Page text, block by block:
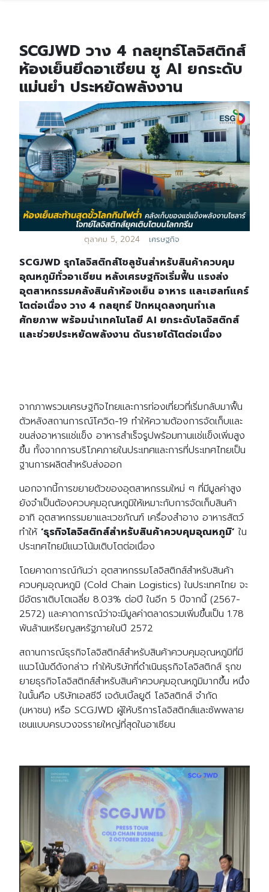
SCGJWD วาง 4 กลยุทธ์โลจิสติกส์
ห้องเย็นยึดอาเซียน ชู AI ยกระดับ
แม่นยำ ประหยัดพลังงาน
ตุลาคม 5, 2024 เศรษฐกิจ
SCGJWD รุกโลจิสติกส์โซลูชันสำหรับสินค้าควบคุม
อุณหภูมิทั่วอาเซียน หลังเศรษฐกิจเริ่มฟื้น แรงส่ง
อุตสาหกรรมคลังสินค้าห้องเย็น อาหาร และเฮลท์แคร์
โตต่อเนื่อง วาง 4 กลยุทธ์ ปักหมุดลงทุนทำเล
ศักยภาพ พร้อมนำเทคโนโลยี AI ยกระดับโลจิสติกส์
และช่วยประหยัดพลังงาน ดันรายได้โตต่อเนื่อง
จากภาพรวมเศรษฐกิจไทยและการท่องเที่ยวที่เริ่มกลับมาฟื้น
ตัวหลังสถานการณ์โควิด-19 ทำให้ความต้องการจัดเก็บและ
ขนส่งอาหารแช่แข็ง อาหารสำเร็จรูปพร้อมทานแช่แข็งเพิ่มสูง
ขึ้น ทั้งจากการบริโภคภายในประเทศและการที่ประเทศไทยเป็น
ฐานการผลิตสำหรับส่งออก
นอกจากนี้การขยายตัวของอุตสาหกรรมใหม่ ๆ ที่มีมูลค่าสูง
ยังจำเป็นต้องควบคุมอุณหภูมิให้เหมาะกับการจัดเก็บสินค้า
อาทิ อุตสาหกรรมยาและเวชภัณฑ์ เครื่องสำอาง อาหารสัตว์
ทำให้ ‘ธุรกิจโลจิสติกส์สำหรับสินค้าควบคุมอุณหภูมิ’ ใน
ประเทศไทยมีแนวโน้มเติบโตต่อเนื่อง
โดยคาดการณ์กันว่า อุตสาหกรรมโลจิสติกส์สำหรับสินค้า
ควบคุมอุณหภูมิ (Cold Chain Logistics) ในประเทศไทย จะ
มีอัตราเติบโตเฉลี่ย 8.03% ต่อปี ในอีก 5 ปีจากนี้ (2567-
2572) และคาดการณ์ว่าจะมีมูลค่าตลาดรวมเพิ่มขึ้นเป็น 1.78
พันล้านเหรียญสหรัฐภายในปี 2572
สถานการณ์ธุรกิจโลจิสติกส์สำหรับสินค้าควบคุมอุณหภูมิที่มี
แนวโน้มดีดังกล่าว ทำให้บริษัทที่ดำเนินธุรกิจโลจิสติกส์ รุกข
ยายธุรกิจโลจิสติกส์สำหรับสินค้าควบคุมอุณหภูมิมากขึ้น หนึ่ง
ในนั้นคือ บริษัทเอสซีจี เจดับเบิ้ลยูดี โลจิสติกส์ จำกัด
(มหาชน) หรือ SCGJWD ผู้ให้บริการโลจิสติกส์และซัพพลาย
เชนแบบครบวงจรรายใหญ่ที่สุดในอาเซียน